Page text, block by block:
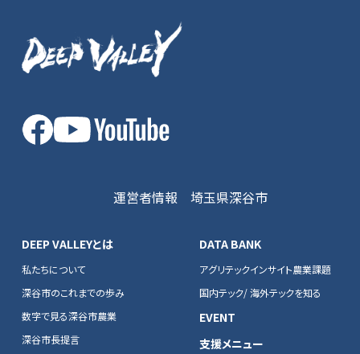
運営者情報 埼玉県深谷市
DEEP VALLEYとは
私たちについて
深谷市のこれまでの歩み
数字で見る深谷市農業
深谷市長提言
DATA BANK
アグリテックインサイト農業課題
国内テック/ 海外テックを知る
EVENT
支援メニュー